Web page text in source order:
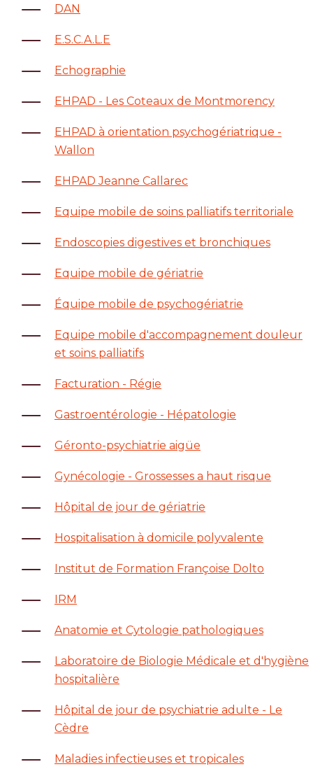
DAN
E.S.C.A.L.E
Echographie
EHPAD - Les Coteaux de Montmorency
EHPAD à orientation psychogériatrique -
Wallon
EHPAD Jeanne Callarec
Equipe mobile de soins palliatifs territoriale
Endoscopies digestives et bronchiques
Equipe mobile de gériatrie
Équipe mobile de psychogériatrie
Equipe mobile d'accompagnement douleur
et soins palliatifs
Facturation - Régie
Gastroentérologie - Hépatologie
Géronto-psychiatrie aigüe
Gynécologie - Grossesses a haut risque
Hôpital de jour de gériatrie
Hospitalisation à domicile polyvalente
Institut de Formation Françoise Dolto
IRM
Anatomie et Cytologie pathologiques
Laboratoire de Biologie Médicale et d'hygiène
hospitalière
Hôpital de jour de psychiatrie adulte - Le
Cèdre
Maladies infectieuses et tropicales